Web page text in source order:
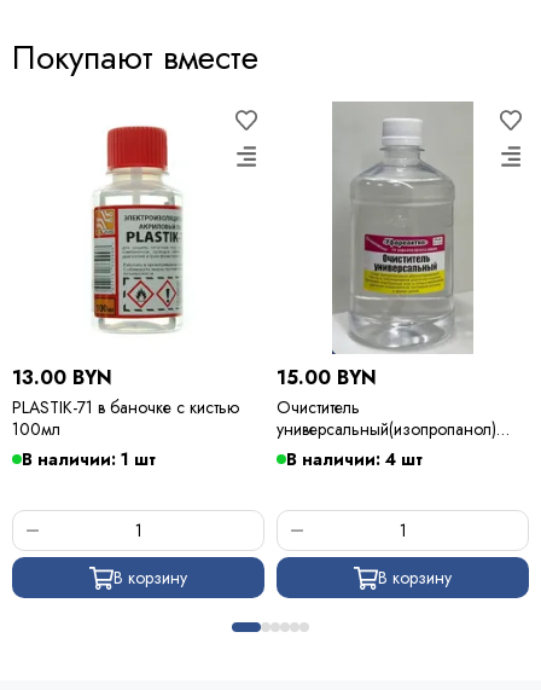
Покупают вместе
13.00 BYN
PLASTIK-71 в баночке с кистью
100мл
В наличии: 1 шт
В корзину
15.00 BYN
Очиститель
универсальный(изопропанол)
500мл
В наличии: 4 шт
В корзину